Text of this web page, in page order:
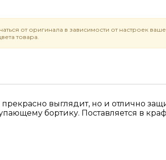
от оригинала в зависимости от настроек
товара.
выглядит, но и отлично
бортику. Поставляется в